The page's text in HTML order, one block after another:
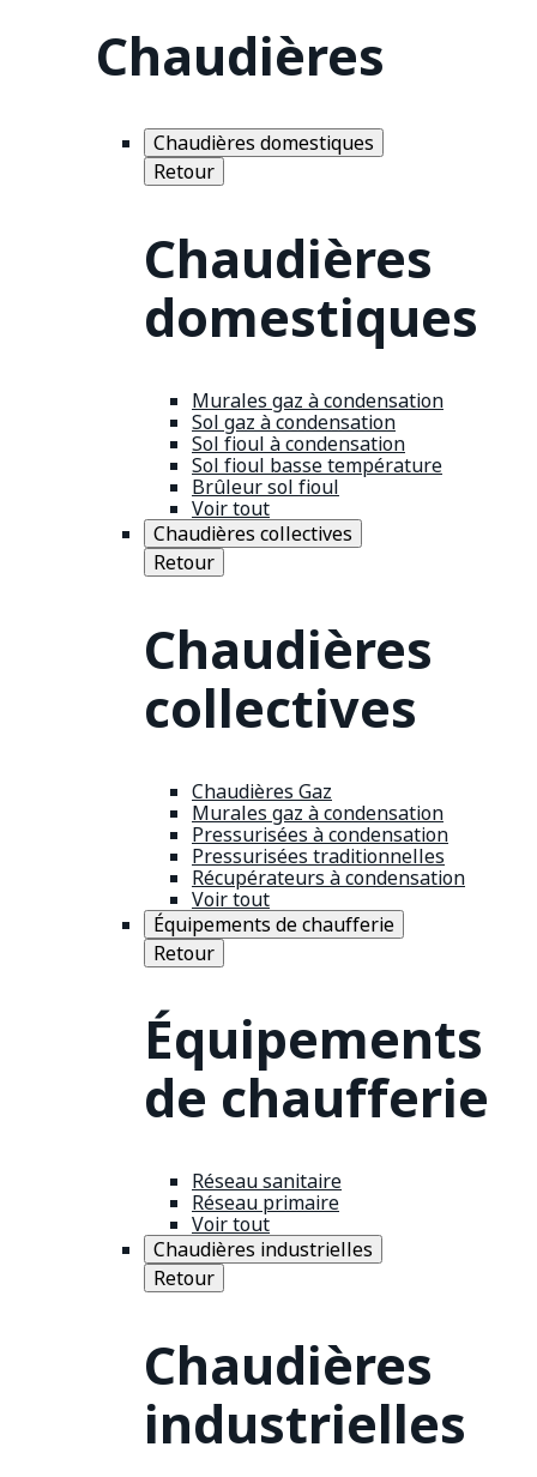
Chaudières
Chaudières domestiques
Retour
Chaudières
domestiques
Murales gaz à condensation
Sol gaz à condensation
Sol fioul à condensation
Sol fioul basse température
Brûleur sol fioul
Voir tout
Chaudières collectives
Retour
Chaudières
collectives
Chaudières Gaz
Murales gaz à condensation
Pressurisées à condensation
Pressurisées traditionnelles
Récupérateurs à condensation
Voir tout
Équipements de chaufferie
Retour
Équipements
de chaufferie
Réseau sanitaire
Réseau primaire
Voir tout
Chaudières industrielles
Retour
Chaudières
industrielles